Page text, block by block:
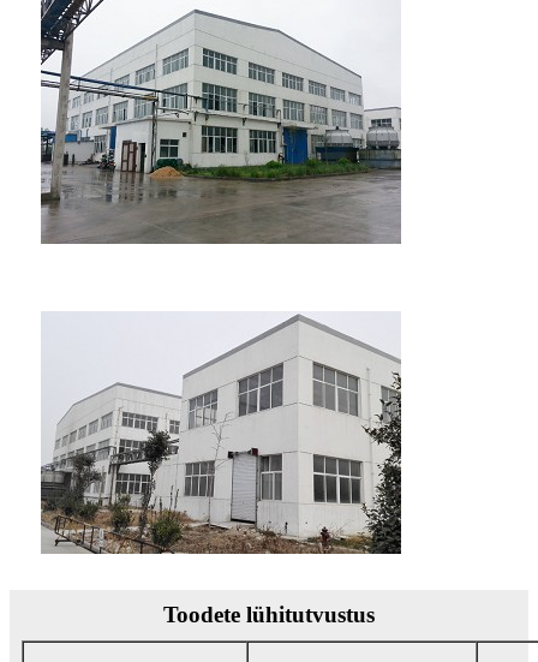
Toodete lühitutvustus